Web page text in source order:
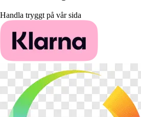
Handla tryggt på vår sida